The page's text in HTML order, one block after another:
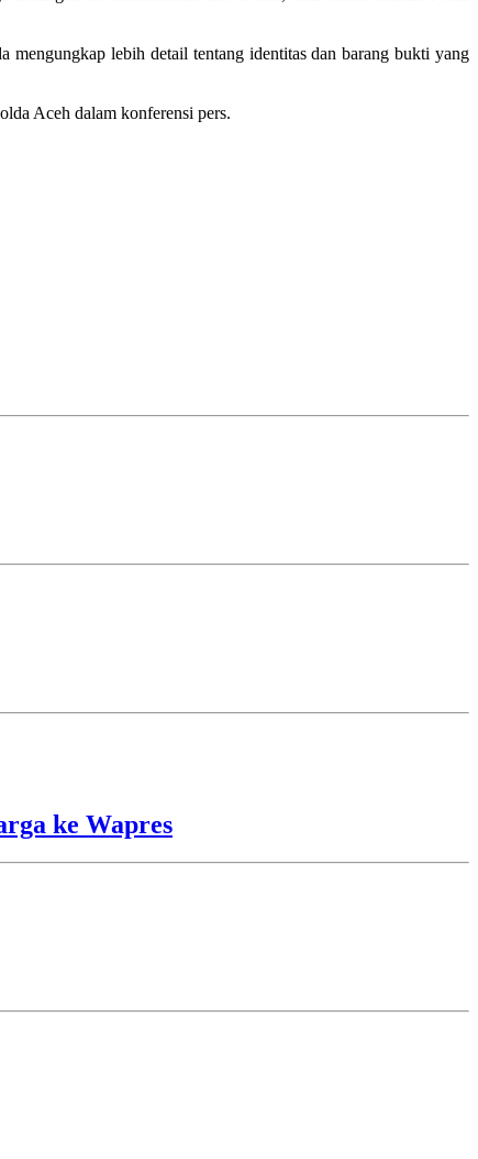
mengungkap lebih detail tentang identitas dan barang bukti yang
Aceh dalam konferensi pers.
ke Wapres